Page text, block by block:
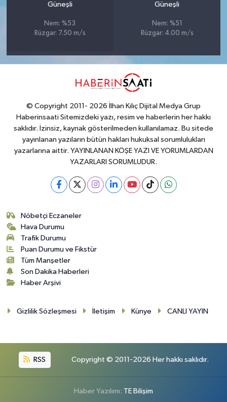
Güneşli
Nem: %53
Rüzgar: 7.50 m/s
Güneşli
Nem: %51
Rüzgar: 4.00 m/s
© Copyright 2011- 2026 İlhan Kılıç Dijital Medya Grup
Haberinsaati Sitemizdeki yazı, resim ve haberlerin her hakkı
saklıdır. İzinsiz, kaynak gösterilmeden kullanılamaz. Bu sitede
yayınlanan yazıların bütün hakları hukuksal sorumlulukları
yazarlarına aittir. YAYINLANAN KÖŞE YAZI VE YORUMLARDAN
YAZARLARI SORUMLUDUR.
Nöbetçi Eczaneler
Hava Durumu
Trafik Durumu
Puan Durumu ve Fikstür
Tüm Manşetler
Son Dakika Haberleri
Haber Arşivi
Gizlilik Sözleşmesi İletişim Künye CANLI YAYIN
RSS Copyright © 2011-2026 Her hakkı saklıdır.
Haber Yazılımı: TE Bilişim